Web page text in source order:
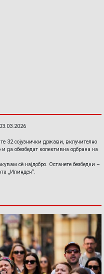
32 сојузнички држави, вклучително
да обезбедат колективна одбрана на
сè најдобро. Останете безбедни –
„Илинден“.